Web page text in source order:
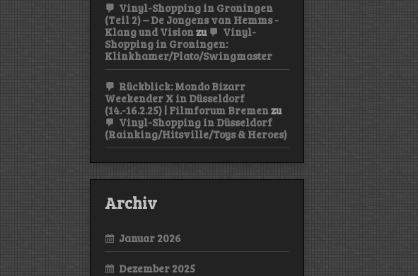
Vinyl-Shopping in Groningen
(Teil 2) – De Jongens van Hemms -
Klang und Visionzu
Vinyl-
Shopping in Groningen:
Klinkhamer/Plato/Swingmaster
Rückblick: Mondo Bizarr
Weekender X in Düsseldorf
(14.-16.2.25) | Filmforum Bremenzu
Vinyl-Shopping in Düsseldorf
(Rainking/Hitsville/Toys & Heroes)
Archiv
Januar 2026
Dezember 2025